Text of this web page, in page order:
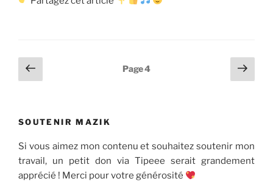
Pagination
des
Page
précédente
Page4
Page
SOUTENIR MAZIK
Si vous aimez mon contenu et souhaitez soutenir mon
travail, un petit don via Tipeee serait grandement
apprécié ! Merci pour votre générosité